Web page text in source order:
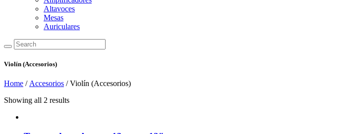
Altavoces
Mesas
Auriculares
Violín (Accesorios)
Home / Accesorios / Violín (Accesorios)
Showing all 2 results